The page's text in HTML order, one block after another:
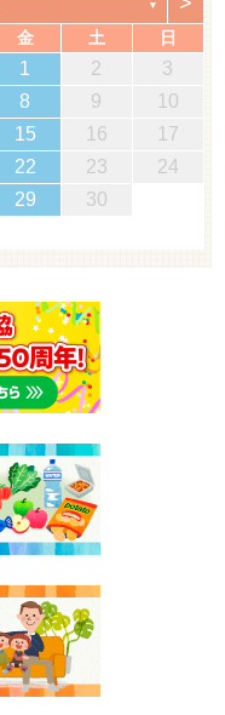
▼
金 土 日
1 2
3
8 9
10
15 16
17
22 23
24
29 30